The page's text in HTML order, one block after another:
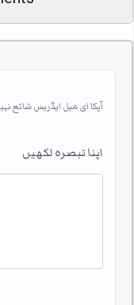
آپکا ای میل ایڈریس شائع
اپنا تبصرہ لکھیں